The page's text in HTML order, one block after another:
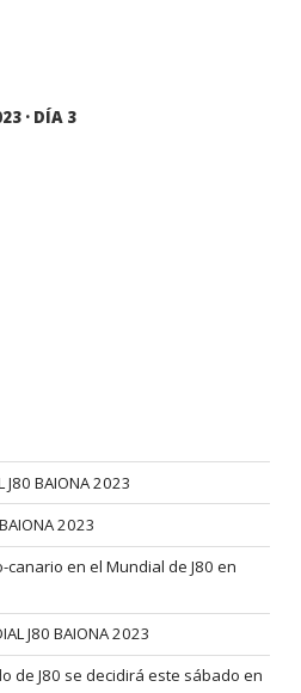
· DÍA 3
J80 BAIONA 2023
2023
en el Mundial de J80 en
J80 BAIONA 2023
de J80 se decidirá este sábado en